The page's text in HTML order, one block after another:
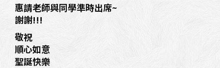
惠請老師與同學準時出席~
謝謝!!!
敬祝
順心如意
聖誕快樂